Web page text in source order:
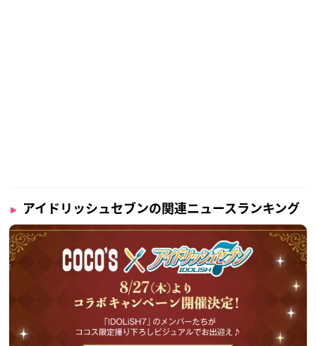
アイドリッシュセブンの関連ニュースランキング